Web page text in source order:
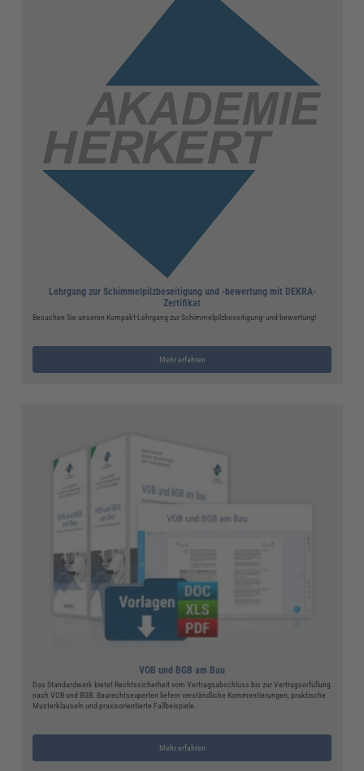
Lehrgang zur Schimmelpilzbeseitigung und -bewertung mit DEKRA-
Zertifikat
Besuchen Sie unseren Kompakt-Lehrgang zur Schimmelpilzbeseitigung- und bewertung!
Mehr erfahren
VOB und BGB am Bau
Das Standardwerk bietet Rechtssicherheit vom Vertragsabschluss bis zur Vertragserfüllung
nach VOB und BGB. Baurechtsexperten liefern verständliche Kommentierungen, praktische
Musterklauseln und praxisorientierte Fallbeispiele.
Mehr erfahren